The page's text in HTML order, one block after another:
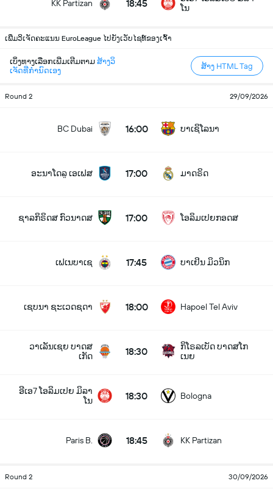
KK Partizan 18:45
ໂນ
ເພີ່ມວິເຈັດຄະແນນ EuroLeague ໄປຍັງເວັບໄຊທ໌ຂອງເຈົ້າ
ເບິ່ງທາງເລືອກເພີ່ມເຕີມຕາມ ສ້າງວິ
ເຈັດທີ່ກຳນົດເອງ
ສ້າງ HTML Tag
Round 2 29/09/2026
BC Dubai 16:00 ບາເຊິໂລນາ
ອະນາໂດລູ ເອເຟສ 17:00 ມາດຣິດ
ຊາລກິຣິດສ ກົວນາດສ 17:00 ໂອລິມເປຍກອດສ
ເຟເນບາເຊ 17:45 ບາເຢິນ ມິວນິກ
ເຊບນາ ຊະເວດຊດາ 18:00 Hapoel Tel Aviv
ວາເລັນເຊຍ ບາດສ
ເກັດ
18:30
ກິໂຣລເບັດ ບາດສໂກ
ເນຍ
ອີເອ7 ໂອລິມເປຍ ມິລາ
ໂນ
18:30 Bologna
Paris B. 18:45 KK Partizan
Round 2 30/09/2026